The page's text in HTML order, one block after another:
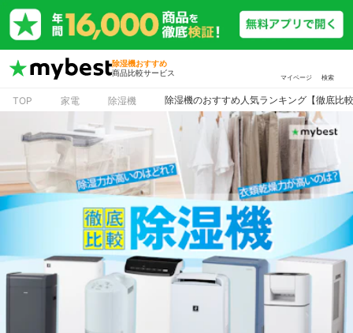
除湿機おすすめ
商品比較サービス
マイページ 検索
TOP 家電 除湿機 除湿機のおすすめ人気ランキング【徹底比